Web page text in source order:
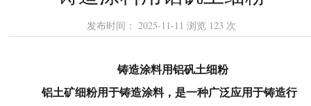
发布时间：2025-11-11 浏览 123 次
铸造涂料用铝矾土细粉
铝土矿细粉用于铸造涂料，是一种广泛应用于铸造行